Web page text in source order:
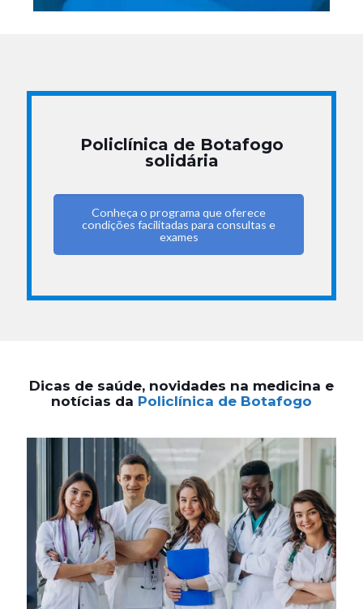
Policlínica de Botafogo
solidária
Conheça o programa que oferece
condições facilitadas para consultas e
exames
Dicas de saúde, novidades na medicina e
notícias da Policlínica de Botafogo